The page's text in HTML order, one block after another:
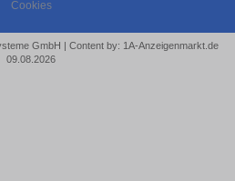
Cookies
GmbH | Content by: 1A-Anzeigenmarkt.de
09.08.2026